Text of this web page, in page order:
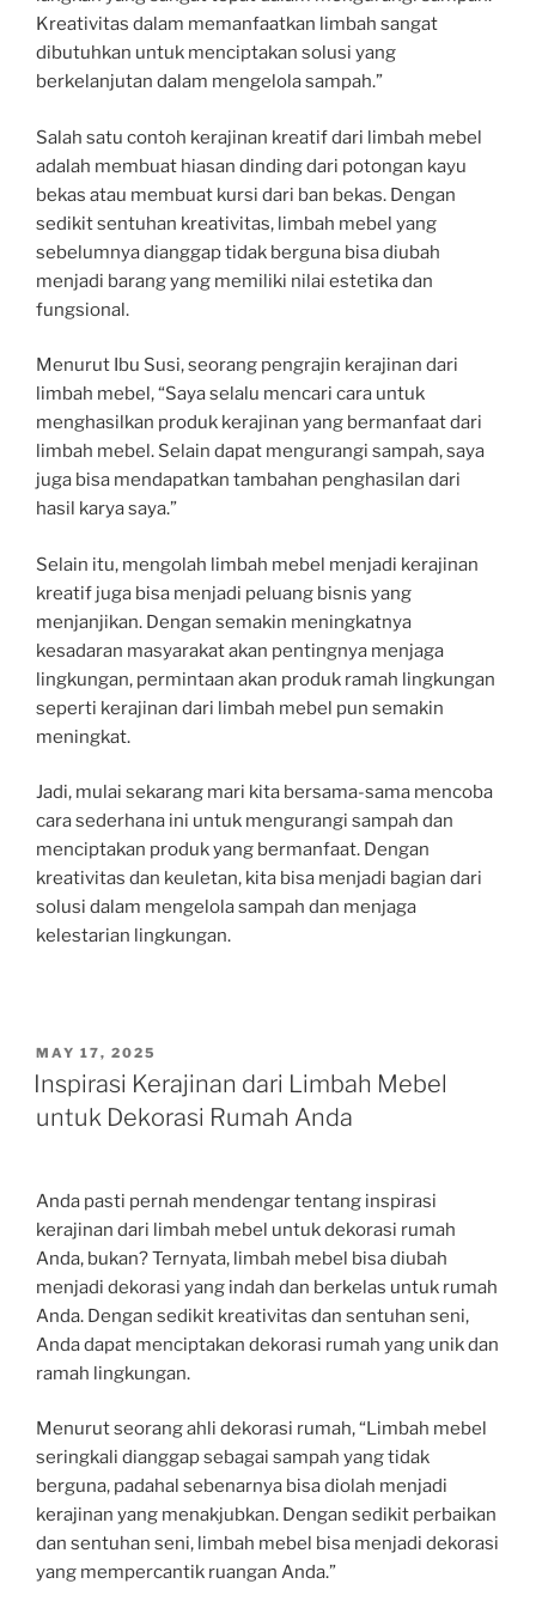
Kreativitas dalam memanfaatkan limbah sangat
dibutuhkan untuk menciptakan solusi yang
berkelanjutan dalam mengelola sampah.”
Salah satu contoh kerajinan kreatif dari limbah mebel
adalah membuat hiasan dinding dari potongan kayu
bekas atau membuat kursi dari ban bekas. Dengan
sedikit sentuhan kreativitas, limbah mebel yang
sebelumnya dianggap tidak berguna bisa diubah
menjadi barang yang memiliki nilai estetika dan
fungsional.
Menurut Ibu Susi, seorang pengrajin kerajinan dari
limbah mebel, “Saya selalu mencari cara untuk
menghasilkan produk kerajinan yang bermanfaat dari
limbah mebel. Selain dapat mengurangi sampah, saya
juga bisa mendapatkan tambahan penghasilan dari
hasil karya saya.”
Selain itu, mengolah limbah mebel menjadi kerajinan
kreatif juga bisa menjadi peluang bisnis yang
menjanjikan. Dengan semakin meningkatnya
kesadaran masyarakat akan pentingnya menjaga
lingkungan, permintaan akan produk ramah lingkungan
seperti kerajinan dari limbah mebel pun semakin
meningkat.
Jadi, mulai sekarang mari kita bersama-sama mencoba
cara sederhana ini untuk mengurangi sampah dan
menciptakan produk yang bermanfaat. Dengan
kreativitas dan keuletan, kita bisa menjadi bagian dari
solusi dalam mengelola sampah dan menjaga
kelestarian lingkungan.
POSTED
ON
MAY 17, 2025
Inspirasi Kerajinan dari Limbah Mebel
untuk Dekorasi Rumah Anda
Anda pasti pernah mendengar tentang inspirasi
kerajinan dari limbah mebel untuk dekorasi rumah
Anda, bukan? Ternyata, limbah mebel bisa diubah
menjadi dekorasi yang indah dan berkelas untuk rumah
Anda. Dengan sedikit kreativitas dan sentuhan seni,
Anda dapat menciptakan dekorasi rumah yang unik dan
ramah lingkungan.
Menurut seorang ahli dekorasi rumah, “Limbah mebel
seringkali dianggap sebagai sampah yang tidak
berguna, padahal sebenarnya bisa diolah menjadi
kerajinan yang menakjubkan. Dengan sedikit perbaikan
dan sentuhan seni, limbah mebel bisa menjadi dekorasi
yang mempercantik ruangan Anda.”